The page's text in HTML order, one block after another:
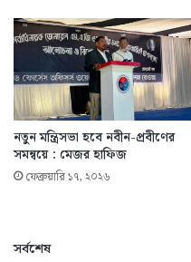
নতুন মন্ত্রিসভা হবে নবীন-প্রবীণের
সমন্বয়ে : মেজর হাফিজ
ফেব্রুয়ারি ১৭, ২০২৬
সর্বশেষ